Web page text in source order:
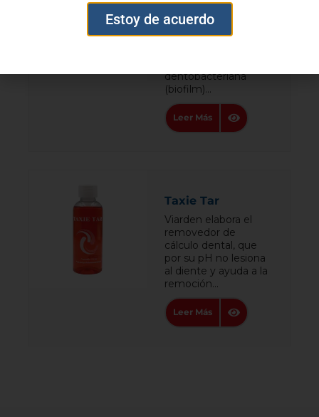
Es un Barniz de
Clorhexidina al 2% en
una base de resina
dentobacteriana
(biofilm)...
Leer Más
Taxie Tar
Viarden elabora el
removedor de
cálculo dental, que
por su pH no lesiona
al diente y ayuda a la
remoción...
Leer Más
Estoy de acuerdo